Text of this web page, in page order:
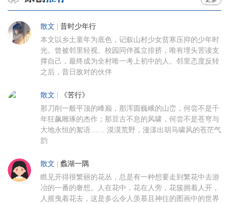
散文 昔时少年行
本文以乡土童年为底色，记叙山村少女贫寒压抑的少年时
光。曾被邻里轻视、校园同伴孤立排挤，唯有埋头苦读支
撑自己，最终成为全村唯一考上初中的人。邻里态度反转
之后，昔日敌对的伙伴
散文 《苦行》
那刀削一般平顶的峰巅，那浑圆巍峨的山峦，何尝不是千
年狂飙雕琢的杰作；那亘古不息的风啸，何尝不是苍穹与
大地永恒的絮语…… 漠漠荒野，漫漾出胡马啸风的苍茫气
韵
散文 蠡湖一隅
瞧见开得很繁丽的花丛，总是有一种想要走到繁花中去游
冶的一番的奢想。人在花中，花在人旁，花簇拥着人开，
人摇曳着花去，这是多么令人羡慕且神往的图画中的世界